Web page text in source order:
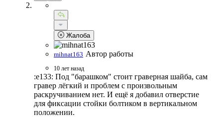
Жалоба
mihnat163 Автор работы
10 лет назад
:e133: Под "барашком" стоит граверная шайба, сам
гравер лёгкий и проблем с произвольным
раскручиванием нет. И ещё я добавил отверстие
для фиксации стойки болтиком в вертикальном
положении.